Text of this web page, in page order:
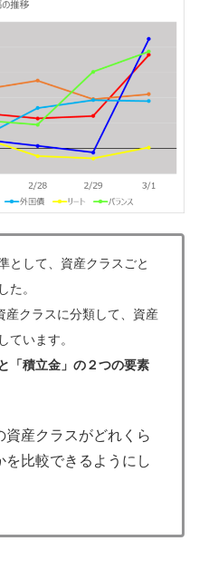
として、資産クラスごと
た。
産クラスに分類して、資産
ています。
「積立金」の２つの要素
産クラスがどれくら
比較できるようにし